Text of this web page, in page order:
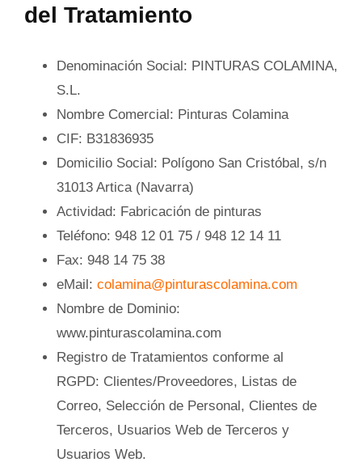
del Tratamiento
Denominación Social : PINTURAS COLAMINA,
S.L.
Nombre Comercial : Pinturas Colamina
CIF: B31836935
Domicilio Social : Polígono San Cristóbal, s/n
31013 Artica (Navarra)
Actividad: Fabricación de pinturas
Teléfono: 948 12 01 75 / 948 12 14 11
Fax: 948 14 75 38
eMail : colamina@pinturascolamina.com
Nombre de Dominio:
www.pinturascolamina.com
Registro de Tratamientos conforme al
RGPD: Clientes/Proveedores, Listas de
Correo, Selección de Personal, Clientes de
Terceros, Usuarios Web de Terceros y
Usuarios Web.